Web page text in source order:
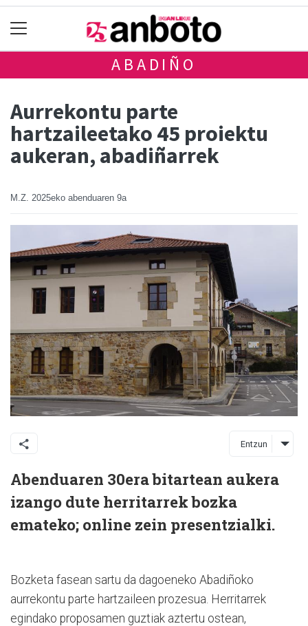
ABADIÑO
Aurrekontu parte
hartzaileetako 45 proiektu
aukeran, abadiñarrek
M.Z. 2025eko abenduaren 9a
Entzun
Abenduaren 30era bitartean aukera
izango dute herritarrek bozka
emateko; online zein presentzialki.
Bozketa fasean sartu da dagoeneko Abadiñoko
aurrekontu parte hartzaileen prozesua. Herritarrek
egindako proposamen guztiak aztertu ostean,